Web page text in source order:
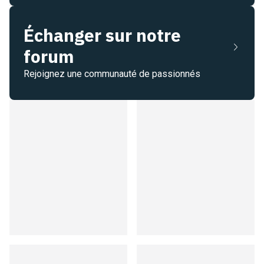
Échanger sur notre
forum
Rejoignez une communauté de passionnés